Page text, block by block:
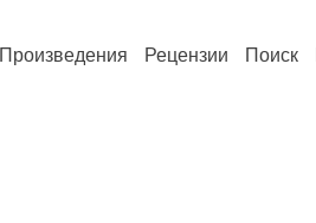
Произведения Рецензии Поиск